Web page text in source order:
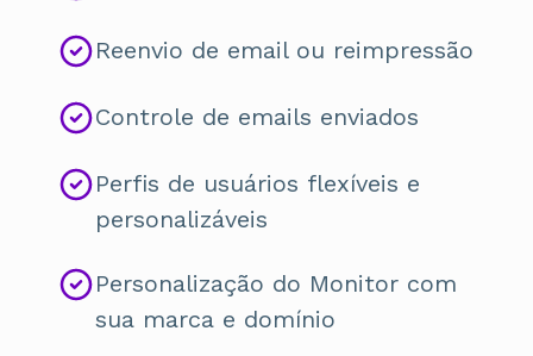
Reenvio de email ou reimpressão
Controle de emails enviados
Perfis de usuários flexíveis e
personalizáveis
Personalização do Monitor com
sua marca e domínio